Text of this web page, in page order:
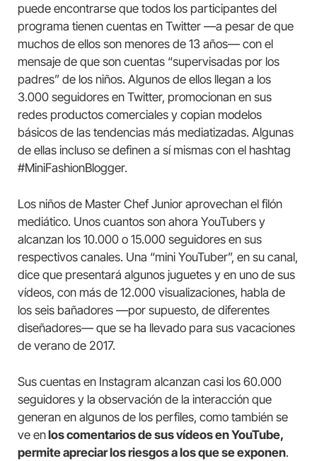
puede encontrarse que todos los participantes del
programa tienen cuentas en Twitter —a pesar de que
muchos de ellos son menores de 13 años— con el
mensaje de que son cuentas “supervisadas por los
padres” de los niños. Algunos de ellos llegan a los
3.000 seguidores en Twitter, promocionan en sus
redes productos comerciales y copian modelos
básicos de las tendencias más mediatizadas. Algunas
de ellas incluso se definen a sí mismas con el hashtag
#MiniFashionBlogger.
Los niños de Master Chef Junior aprovechan el filón
mediático. Unos cuantos son ahora YouTubers y
alcanzan los 10.000 o 15.000 seguidores en sus
respectivos canales. Una “mini YouTuber”, en su canal,
dice que presentará algunos juguetes y en uno de sus
vídeos, con más de 12.000 visualizaciones, habla de
los seis bañadores —por supuesto, de diferentes
diseñadores— que se ha llevado para sus vacaciones
de verano de 2017.
Sus cuentas en Instagram alcanzan casi los 60.000
seguidores y la observación de la interacción que
generan en algunos de los perfiles, como también se
ve enlos comentarios de sus vídeos en YouTube,
permite apreciar los riesgos a los que se exponen.